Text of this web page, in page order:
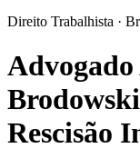
Direito Trabalhista ·
Rescisão